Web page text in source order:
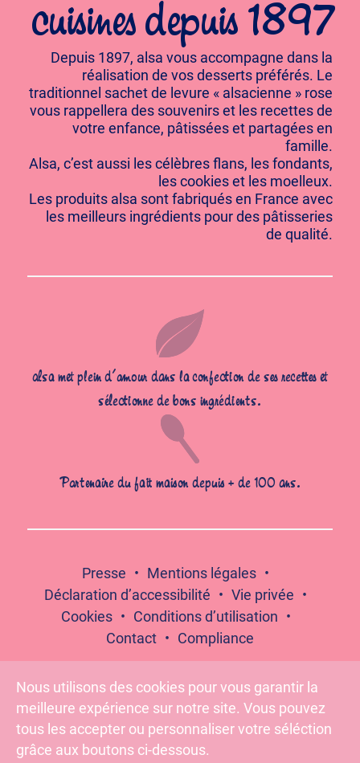
alsa met plein d’amour dans la confection de ses recettes et
sélectionne de bons ingrédients.
Partenaire du fait maison depuis + de 100 ans.
cuisines depuis 1897
Depuis 1897, alsa vous accompagne dans la
réalisation de vos desserts préférés. Le
traditionnel sachet de levure « alsacienne » rose
vous rappellera des souvenirs et les recettes de
votre enfance, pâtissées et partagées en
famille.
Alsa, c’est aussi les célèbres flans, les fondants,
les cookies et les moelleux.
Les produits alsa sont fabriqués en France avec
les meilleurs ingrédients pour des pâtisseries
de qualité.
Presse
Mentions légales
Déclaration d’accessibilité
Vie privée
Cookies
Conditions d’utilisation
Contact
Compliance
Suivez-nous :
Nous utilisons des cookies pour vous garantir la
meilleure expérience sur notre site. Vous pouvez
tous les accepter ou personnaliser votre séléction
grâce aux boutons ci-dessous.